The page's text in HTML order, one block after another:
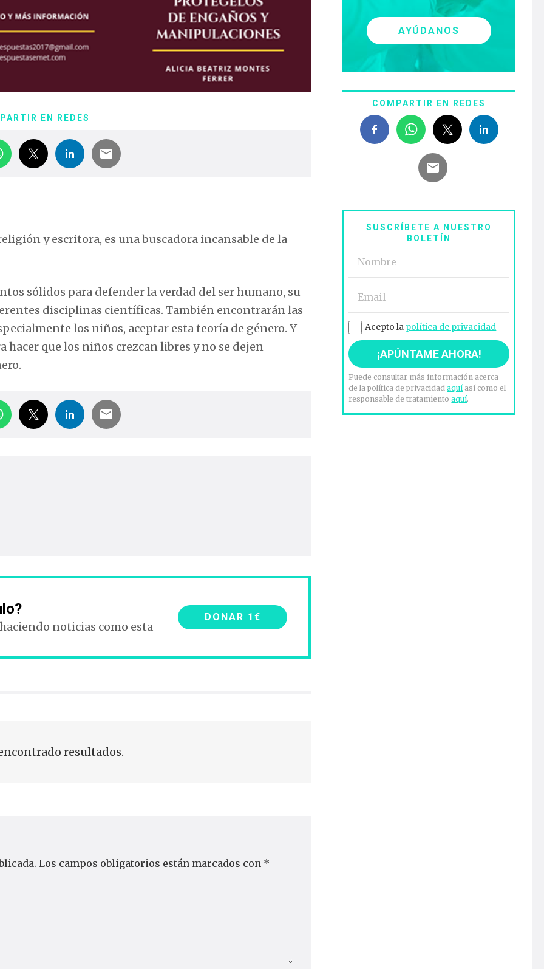
EN REDES
y escritora, es una buscadora incansable de la
sólidos para defender la verdad del ser humano, su
disciplinas científicas. También encontrarán las
los niños, aceptar esta teoría de género. Y
hacer que los niños crezcan libres y no se dejen
noticias como esta
DONAR 1€
resultados.
Los campos obligatorios están marcados con *
AYÚDANOS
COMPARTIR EN REDES
SUSCRÍBETE A NUESTRO
BOLETÍN
Acepto la política de privacidad
Puede consultar más información acerca
de la política de privacidadaquíasí como el
responsable de tratamientoaquí.